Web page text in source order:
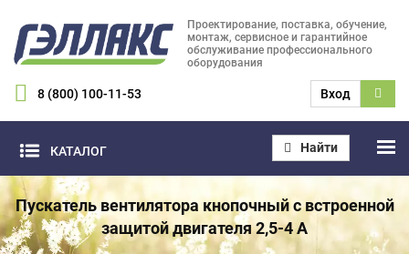
Проектирование, поставка, обучение,
монтаж, сервисное и гарантийное
обслуживание профессионального
оборудования
8 (800) 100-11-53 Вход
КАТАЛОГ Найти
Пускатель вентилятора кнопочный с встроенной
защитой двигателя 2,5-4 А